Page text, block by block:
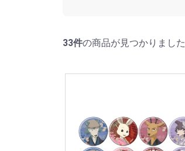
33件の商品が見つかりました